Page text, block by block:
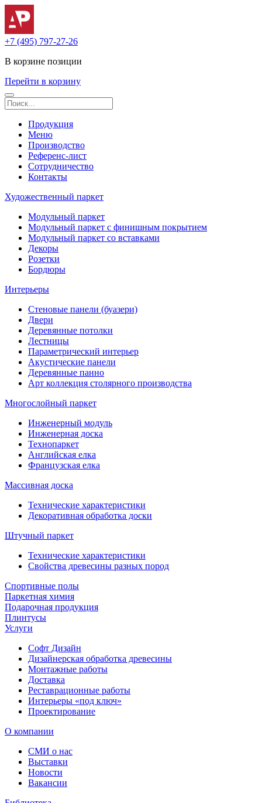
+7 (495) 797-27-26
В корзине позиции
Перейти в корзину
Продукция
Меню
Производство
Референс-лист
Сотрудничество
Контакты
Художественный паркет
Модульный паркет
Модульный паркет с финишным покрытием
Модульный паркет со вставками
Декоры
Розетки
Бордюры
Интерьеры
Стеновые панели (буазери)
Двери
Деревянные потолки
Лестницы
Параметрический интерьер
Акустические панели
Деревянные панно
Арт коллекция столярного производства
Многослойный паркет
Инженерный модуль
Инженерная доска
Технопаркет
Английская елка
Французская елка
Массивная доска
Технические характеристики
Декоративная обработка доски
Штучный паркет
Технические характеристики
Свойства древесины разных пород
Спортивные полы
Паркетная химия
Подарочная продукция
Плинтусы
Услуги
Софт Дизайн
Дизайнерская обработка древесины
Монтажные работы
Доставка
Реставрационные работы
Интерьеры «под ключ»
Проектирование
О компании
СМИ о нас
Выставки
Новости
Вакансии